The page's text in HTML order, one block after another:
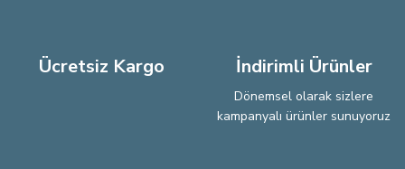
Ücretsiz Kargo İndirimli Ürünler
Dönemsel olarak sizlere
kampanyalı ürünler sunuyoruz